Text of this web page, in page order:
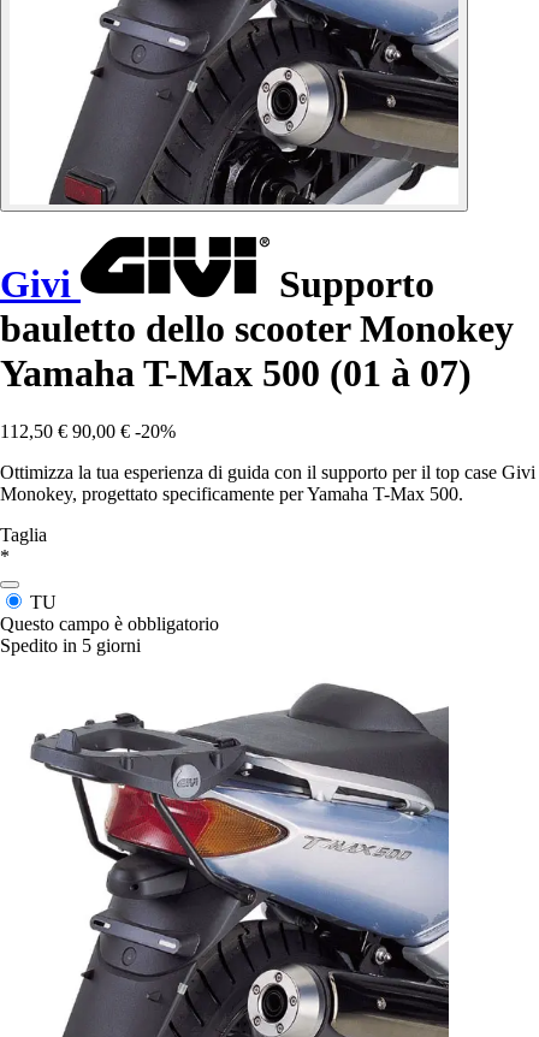
Givi
Supporto
bauletto dello scooter Monokey
Yamaha T-Max 500 (01 à 07)
112,50 € 90,00 € -20%
Ottimizza la tua esperienza di guida con il supporto per il top case Givi
Monokey, progettato specificamente per Yamaha T-Max 500.
Taglia
*
TU
Questo campo è obbligatorio
Spedito in 5 giorni